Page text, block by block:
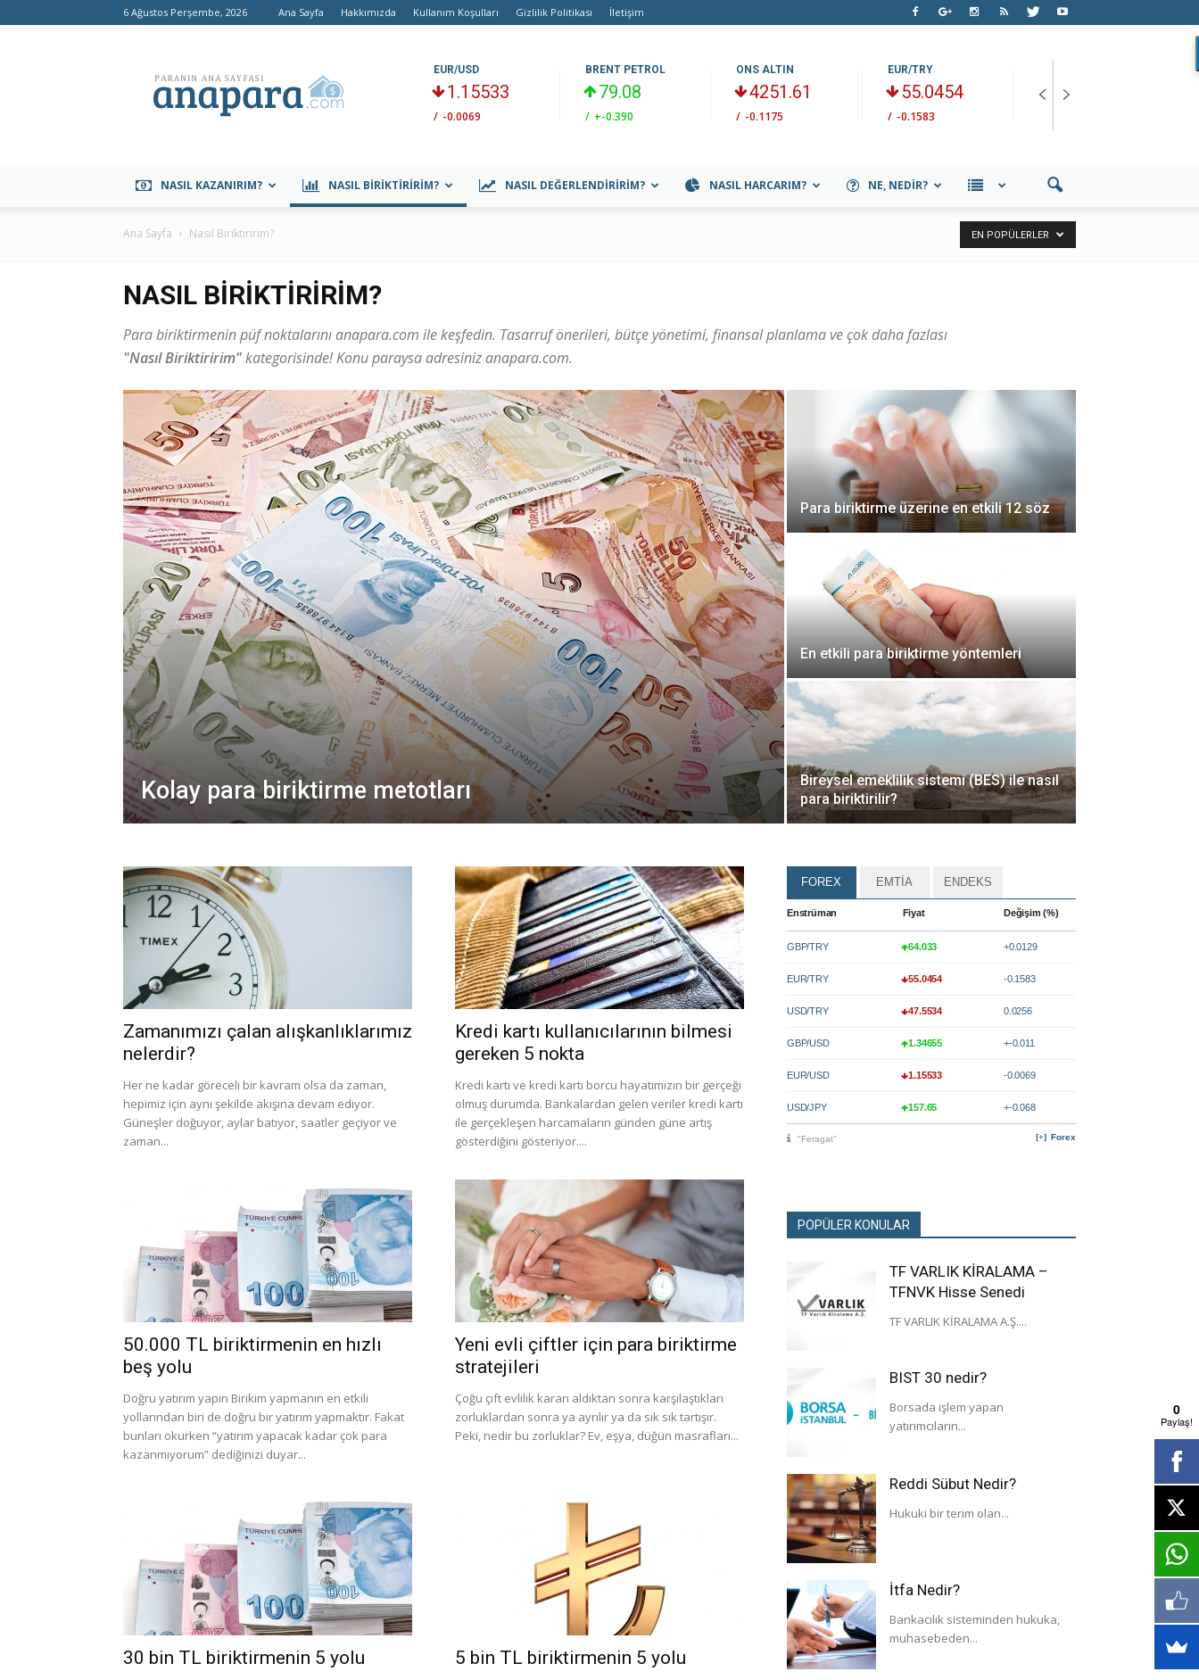
6 Ağustos Perşembe, 2026 Ana Sayfa Hakkımızda Kullanım Koşulları Gizlilik Politikası İletişim
EUR/USD
1.15533
/ -0.0069
BRENT PETROL
79.08
/ +-0.390
ONS ALTIN
4251.61
/ -0.1175
EUR/TRY
55.0454
/ -0.1583
64.033
NASIL KAZANIRIM? NASIL BIRIKTIRIRIM? NASIL DEĞERLENDIRIRIM? NASIL HARCARIM? NE, NEDIR?
Ana Sayfa Nasıl Biriktiririm? EN POPÜLERLER
NASIL BIRIKTIRIRIM?
Para biriktirmenin püf noktalarını anapara.com ile keşfedin. Tasarruf önerileri, bütçe yönetimi, finansal planlama ve çok daha fazlası
"Nasıl Biriktiririm"kategorisinde! Konu paraysa adresiniz anapara.com.
Kolay para biriktirme metotları
Para biriktirme üzerine en etkili 12 söz
En etkili para biriktirme yöntemleri
Bireysel emeklilik sistemi (BES) ile nasıl
para biriktirilir?
Zamanımızı çalan alışkanlıklarımız
nelerdir?
Her ne kadar göreceli bir kavram olsa da zaman,
hepimiz için aynı şekilde akışına devam ediyor.
Güneşler doğuyor, aylar batıyor, saatler geçiyor ve
zaman...
Kredi kartı kullanıcılarının bilmesi
gereken 5 nokta
Kredi kartı ve kredi kartı borcu hayatımızın bir gerçeği
olmuş durumda. Bankalardan gelen veriler kredi kartı
ile gerçekleşen harcamaların günden güne artış
gösterdiğini gösteriyor....
50.000 TL biriktirmenin en hızlı
beş yolu
Doğru yatırım yapın Birikim yapmanın en etkili
yollarından biri de doğru bir yatırım yapmaktır. Fakat
bunları okurken “yatırım yapacak kadar çok para
kazanmıyorum” dediğinizi duyar...
Yeni evli çiftler için para biriktirme
stratejileri
Çoğu çift evlilik kararı aldıktan sonra karşılaştıkları
zorluklardan sonra ya ayrılır ya da sık sık tartışır.
Peki, nedir bu zorluklar? Ev, eşya, düğün masrafları...
30 bin TL biriktirmenin 5 yolu 5 bin TL biriktirmenin 5 yolu
FOREX EMTİA ENDEKS
Enstrüman Fiyat Değişim (%)
GBP/TRY 64.033 +0.0129
EUR/TRY 55.0454 -0.1583
USD/TRY 47.5534 0.0256
GBP/USD 1.34655 +-0.011
EUR/USD 1.15533 -0.0069
USD/JPY 157.65 +-0.068
Forex
"Feragat"
POPÜLER KONULAR
TF VARLIK KİRALAMA –
TFNVK Hisse Senedi
TF VARLIK KİRALAMA A.Ş....
BIST 30 nedir?
Borsada işlem yapan
yatırımcıların...
Reddi Sübut Nedir?
Hukuki bir terim olan...
İtfa Nedir?
Bankacılık sisteminden hukuka,
muhasebeden...
0
Paylaş!